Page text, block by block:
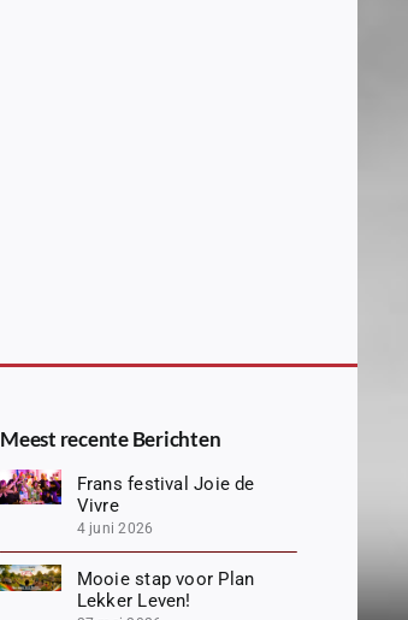
Meest recente Berichten
Frans festival Joie de
Vivre
4 juni 2026
Mooie stap voor Plan
Lekker Leven!